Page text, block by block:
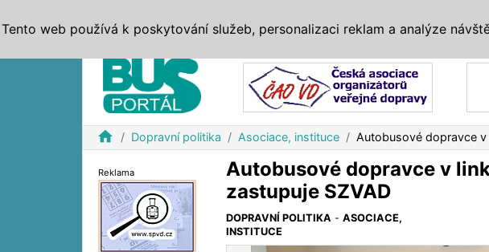
home Dopravní politika Asociace, instituce Autobusové dopravce v
Reklama
Autobusové dopravce v
zastupuje SZVAD
DOPRAVNÍ POLITIKA -ASOCIACE,
INSTITUCE
Tento web používá k poskytování služeb, personalizaci reklam a analýze